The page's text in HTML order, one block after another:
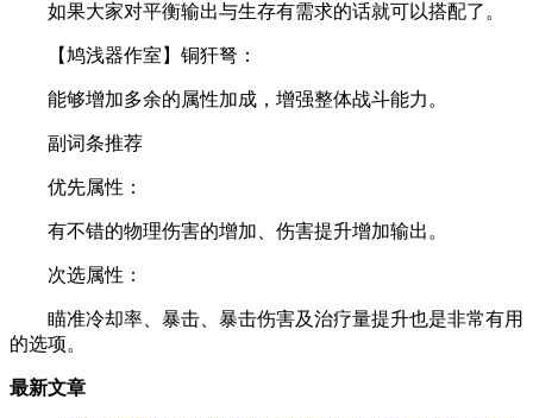
如果大家对平衡输出与生存有需求的话就可以搭配了。
【鸠浅器作室】铜犴弩：
能够增加多余的属性加成，增强整体战斗能力。
副词条推荐
优先属性：
有不错的物理伤害的增加、伤害提升增加输出。
次选属性：
瞄准冷却率、暴击、暴击伤害及治疗量提升也是非常有用
的选项。
最新文章